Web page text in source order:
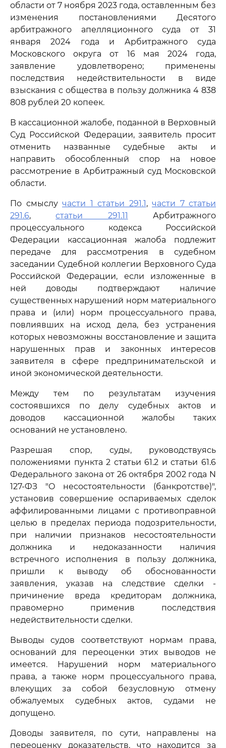
области от 7 ноября 2023 года, оставленным без
изменения постановлениями Десятого
арбитражного апелляционного суда от 31
января 2024 года и Арбитражного суда
Московского округа от 16 мая 2024 года,
заявление удовлетворено; применены
последствия недействительности в виде
взыскания с общества в пользу должника 4 838
808 рублей 20 копеек.
В кассационной жалобе, поданной в Верховный
Суд Российской Федерации, заявитель просит
отменить названные судебные акты и
направить обособленный спор на новое
рассмотрение в Арбитражный суд Московской
области.
По смыслу части 1 статьи 291.1, части 7 статьи
291.6,статьи 291.11 Арбитражного
процессуального кодекса Российской
Федерации кассационная жалоба подлежит
передаче для рассмотрения в судебном
заседании Судебной коллегии Верховного Суда
Российской Федерации, если изложенные в
ней доводы подтверждают наличие
существенных нарушений норм материального
права и (или) норм процессуального права,
повлиявших на исход дела, без устранения
которых невозможны восстановление и защита
нарушенных прав и законных интересов
заявителя в сфере предпринимательской и
иной экономической деятельности.
Между тем по результатам изучения
состоявшихся по делу судебных актов и
доводов кассационной жалобы таких
оснований не установлено.
Разрешая спор, суды, руководствуясь
положениями пункта 2 статьи 61.2 и статьи 61.6
Федерального закона от 26 октября 2002 года N
127-ФЗ "О несостоятельности (банкротстве)",
установив совершение оспариваемых сделок
аффилированными лицами с противоправной
целью в пределах периода подозрительности,
при наличии признаков несостоятельности
должника и недоказанности наличия
встречного исполнения в пользу должника,
пришли к выводу об обоснованности
заявления, указав на следствие сделки -
причинение вреда кредиторам должника,
правомерно применив последствия
недействительности сделки.
Выводы судов соответствуют нормам права,
оснований для переоценки этих выводов не
имеется. Нарушений норм материального
права, а также норм процессуального права,
влекущих за собой безусловную отмену
обжалуемых судебных актов, судами не
допущено.
Доводы заявителя, по сути, направлены на
переоценку доказательств, что находится за